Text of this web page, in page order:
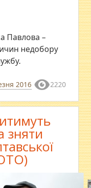
Павлова –
недобору
2016 2220
зняти